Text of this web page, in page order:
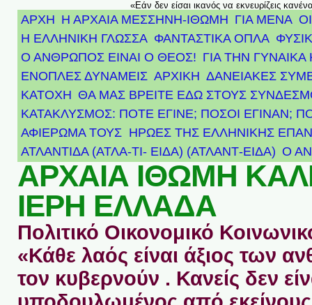
«Εάν δεν είσαι ικανός να εκνευρίζεις
ΑΡΧΗ Η ΑΡΧΑΙΑ ΜΕΣΣΗΝΗ-ΙΘΩΜΗ ΓΙΑ ΜΕΝΑ
Η ΕΛΛΗΝΙΚΗ ΓΛΩΣΣΑ ΦΑΝΤΑΣΤΙΚΑ ΟΠΛΑ
Ο ΑΝΘΡΩΠΟΣ ΕΙΝΑΙ Ο ΘΕΟΣ! ΓΙΑ ΤΗΝ ΓΥΝΑΙΚΑ
ΕΝΟΠΛΕΣ ΔΥΝΑΜΕΙΣ ΑΡΧΙΚΉ ΔΑΝΕΙΑΚΕΣ
ΚΑΤΟΧΗ ΘΑ ΜΑΣ ΒΡΕΙΤΕ ΕΔΩ ΣΤΟΥΣ
ΚΑΤΑΚΛΥΣΜΟΣ: ΠΟΤΕ ΕΓΙΝΕ; ΠΟΣΟΙ ΕΓΙΝΑΝ;
ΑΦΙΈΡΩΜΑ ΤΟΥΣ ΉΡΩΕΣ ΤΗΣ ΕΛΛΗΝΙΚΉΣ
ΑΤΛΑΝΤΊΔΑ (ΑΤΛΑ-ΤΙ- ΕΙΔΑ) (ΑΤΛΑΝΤ-ΕΙΔΑ) Ο
ΑΡΧΑΙΑ ΙΘΩΜΗ
ΙΕΡΗ ΕΛΛΑΔΑ
Πολιτικό Οικονομικό
«Κάθε λαός είναι άξιος των
τον κυβερνούν . Κανείς δεν